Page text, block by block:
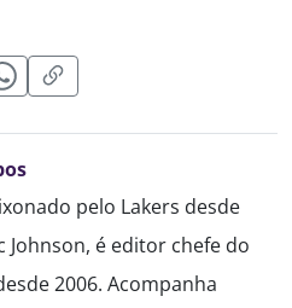
pelo Lakers desde
Johnson, é editor chefe do
2006. Acompanha